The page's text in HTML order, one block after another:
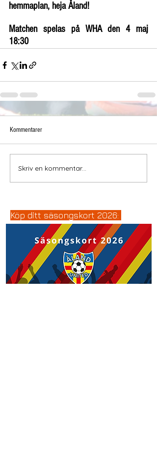
hemmaplan, heja Åland!
Matchen spelas på WHA den 4 maj
18:30
Kommentarer
Skriv en kommentar...
Köp ditt säsongskort 2026: